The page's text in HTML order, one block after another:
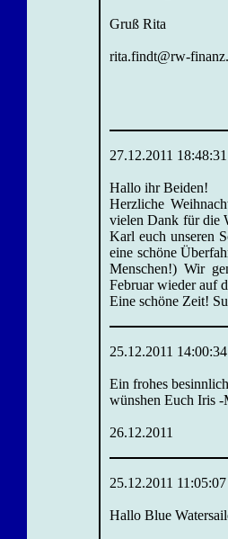
Gruß Rita
rita.findt@rw-
27.12.2011 18:48:31
Hallo ihr Beiden!
Herzliche
vielen Dank für die
Karl euch unseren
eine schöne
Menschen!) Wir
Februar wieder auf
Eine schöne Zeit!
25.12.2011 14:00:34
Ein frohes
wünshen Euch Iris
26.12.2011
25.12.2011 11:05:07
Hallo Blue